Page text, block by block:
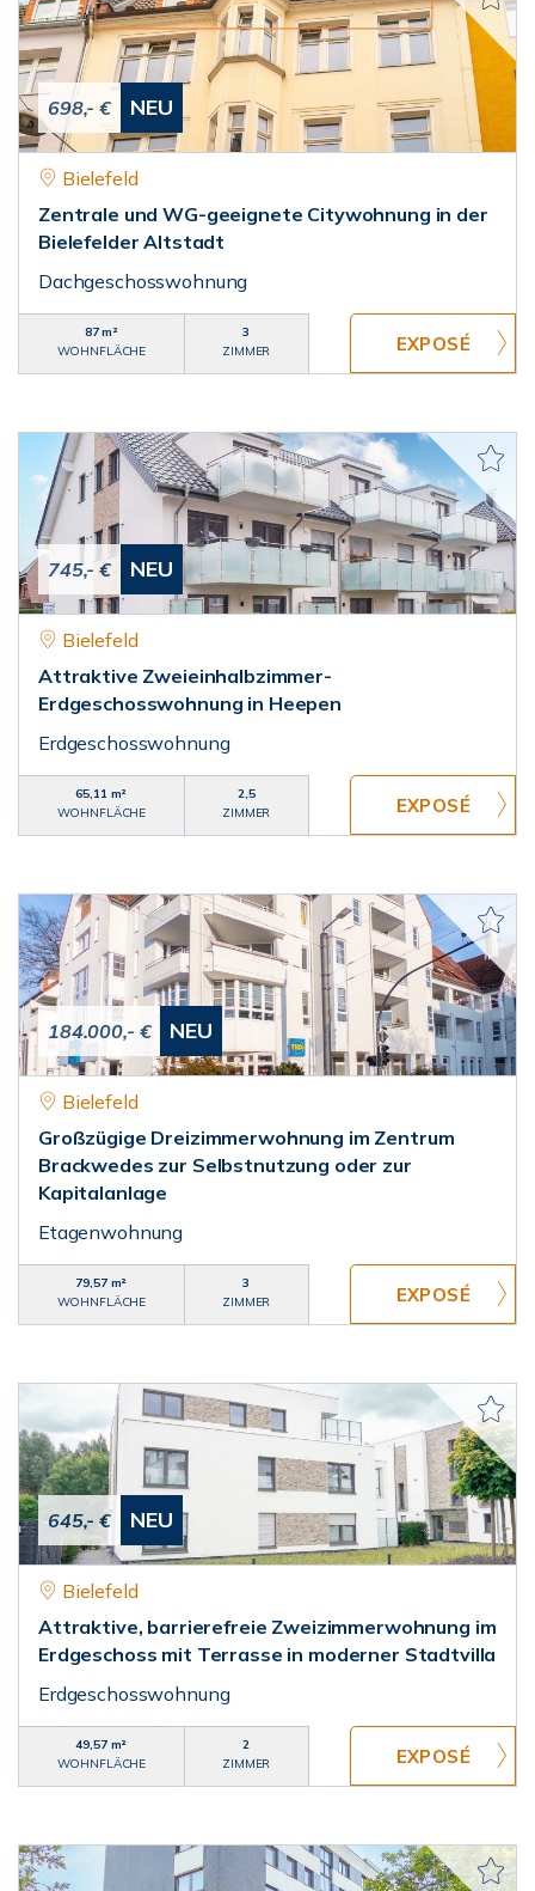
698,- € NEU
Bielefeld
Zentrale und WG-geeignete Citywohnung in der
Bielefelder Altstadt
Dachgeschosswohnung
87 m²
WOHNFLÄCHE
3
ZIMMER
745,- € NEU
Bielefeld
Attraktive Zweieinhalbzimmer-
Erdgeschosswohnung in Heepen
Erdgeschosswohnung
65,11 m²
WOHNFLÄCHE
2,5
ZIMMER
184.000,- € NEU
Bielefeld
Großzügige Dreizimmerwohnung im Zentrum
Brackwedes zur Selbstnutzung oder zur
Kapitalanlage
Etagenwohnung
79,57 m²
WOHNFLÄCHE
3
ZIMMER
645,- € NEU
Bielefeld
Attraktive, barrierefreie Zweizimmerwohnung im
Erdgeschoss mit Terrasse in moderner Stadtvilla
Erdgeschosswohnung
49,57 m²
WOHNFLÄCHE
2
ZIMMER